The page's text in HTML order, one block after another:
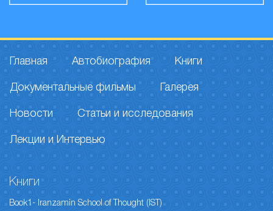
Главная Автобиография Книги
Документальные фильмы Галерея
Новости Статьи и исследования
Лекции и Интервью
Книги
Book1- Iranzamin School of Thought (IST)